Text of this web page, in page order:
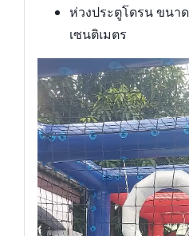
ห่วงประตูโดรน ขนา
เซนติเมตร
Video
Player